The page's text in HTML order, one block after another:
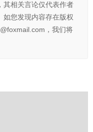
其相关言论仅代表作者
如您发现内容存在版权
，我们将